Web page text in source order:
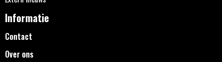
Informatie
Contact
Over ons